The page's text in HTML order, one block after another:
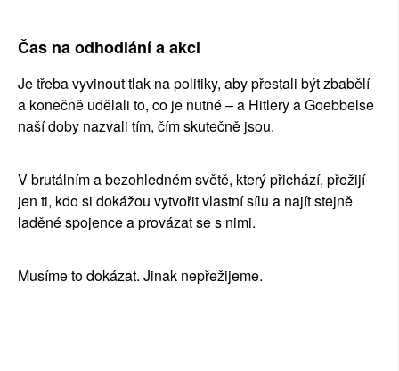
Čas na odhodlání a akci
Je třeba vyvinout tlak na politiky, aby přestali být zbabělí
a konečně udělali to, co je nutné – a Hitlery a Goebbelse
naší doby nazvali tím, čím skutečně jsou.
V brutálním a bezohledném světě, který přichází, přežijí
jen ti, kdo si dokážou vytvořit vlastní sílu a najít stejně
laděné spojence a provázat se s nimi.
Musíme to dokázat. Jinak nepřežijeme.